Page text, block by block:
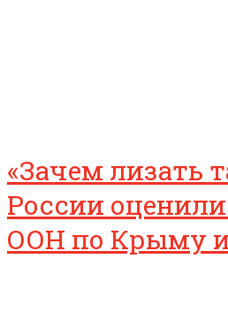
«Зачем лизать
России
ООН по Крыму